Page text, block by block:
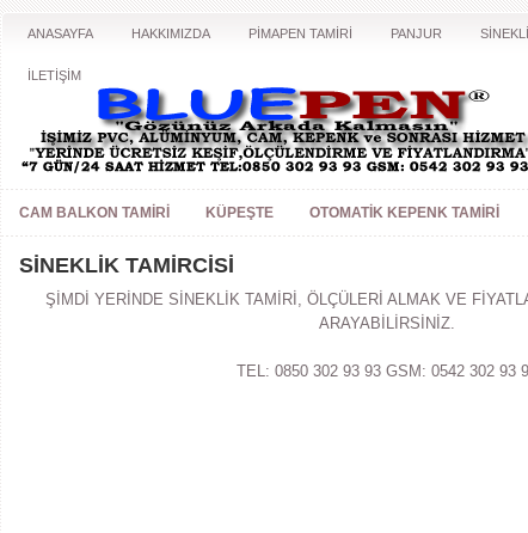
ANASAYFA HAKKIMIZDA PİMAPEN TAMİRİ PANJUR
İLETİŞİM
CAM BALKON TAMIRI KÜPEŞTE OTOMATIK KEPENK TAMIRI
SİNEKLİK TAMİRCİSİ
ŞİMDİ YERİNDE SİNEKLİK TAMİRİ, ÖLÇÜLERİ ALMAK VE
ARAYABİLİRSİNİZ.
TEL: 0850 302 93 93 GSM: 0542 302 93